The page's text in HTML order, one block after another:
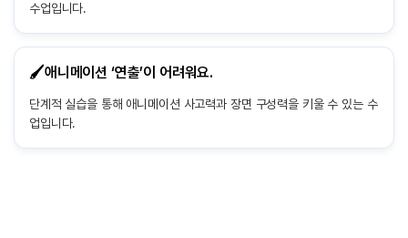
수업입니다.
🖌️애니메이션 ‘연출’이 어려워요.
단계적 실습을 통해 애니메이션 사고력과 장면 구성력을 키울 수 있는 수
업입니다.